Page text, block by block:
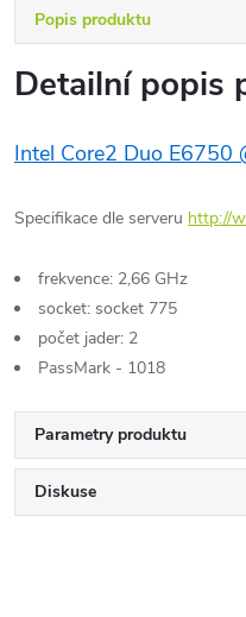
Popis produktu
Detailní popis
Intel Core2 Duo E6750
Specifikace dle serveru http://
frekvence: 2,66 GHz
socket: socket 775
počet jader: 2
PassMark - 1018
Parametry produktu
Diskuse